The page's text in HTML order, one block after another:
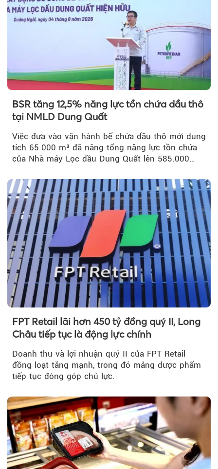
BSR tăng 12,5% năng lực tồn chứa dầu thô
tại NMLD Dung Quất
Việc đưa vào vận hành bể chứa dầu thô mới dung
tích 65.000 m³ đã nâng tổng năng lực tồn chứa
của Nhà máy Lọc dầu Dung Quất lên 585.000
FPT Retail lãi hơn 450 tỷ đồng quý II, Long
Châu tiếp tục là động lực chính
Doanh thu và lợi nhuận quý II của FPT Retail
đồng loạt tăng mạnh, trong đó mảng dược phẩm
tiếp tục đóng góp chủ lực.